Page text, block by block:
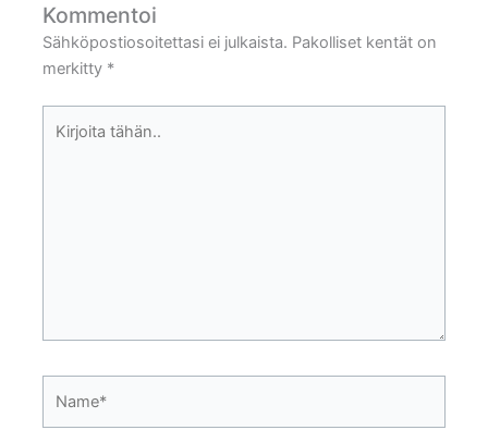
Kommentoi
Sähköpostiosoitettasi ei julkaista. Pakolliset kentät on
merkitty *
tähän..